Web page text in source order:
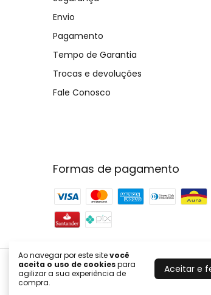
Ao navegar por este sitevocê
aceita o uso de cookiespara
agilizar a sua experiência de
compra.
Aceitar e
Envio
Pagamento
Tempo de Garantia
Trocas e devoluções
Fale Conosco
Formas de pagamento
Joyce Fenolio Joias
©2026. Joyce Fenolio Joias -